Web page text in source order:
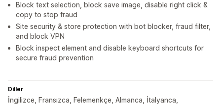
Block text selection, block save image, disable right click &
copy to stop fraud
Site security & store protection with bot blocker, fraud filter,
and block VPN
Block inspect element and disable keyboard shortcuts for
secure fraud prevention
Diller
İngilizce, Fransızca, Felemenkçe, Almanca, İtalyanca,